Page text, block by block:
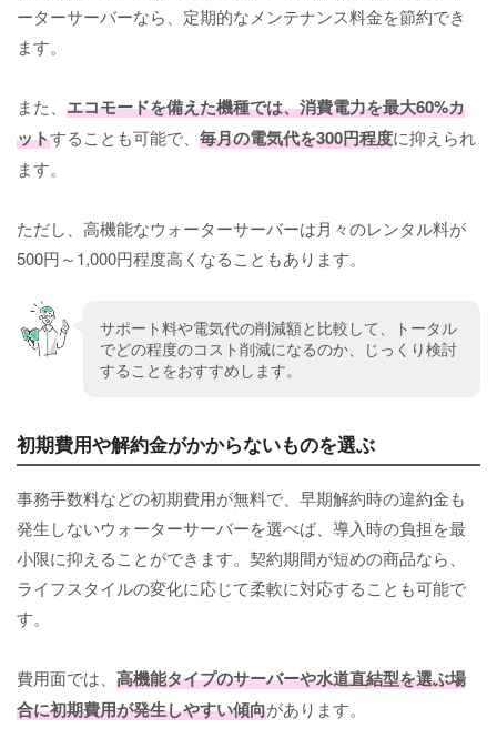
ーターサーバーなら、定期的なメンテナンス料金を節約でき
ます。
また、 エコモードを備えた機種では、消費電力を最大60%カ
ットすることも可能で、 毎月の電気代を300円程度に抑えられ
ます。
ただし、高機能なウォーターサーバーは月々のレンタル料が
500円～1,000円程度高くなることもあります。
サポート料や電気代の削減額と比較して、トータル
でどの程度のコスト削減になるのか、じっくり検討
することをおすすめします。
初期費用や解約金がかからないものを選ぶ
事務手数料などの初期費用が無料で、早期解約時の違約金も
発生しないウォーターサーバーを選べば、導入時の負担を最
小限に抑えることができます。契約期間が短めの商品なら、
ライフスタイルの変化に応じて柔軟に対応することも可能で
す。
費用面では、 高機能タイプのサーバーや水道直結型を選ぶ場
合に初期費用が発生しやすい傾向があります。